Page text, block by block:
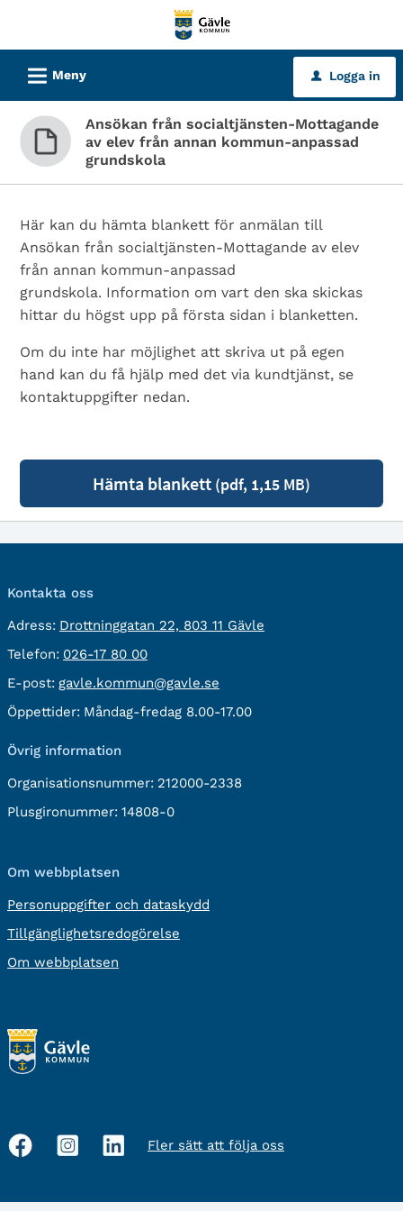
tjänster
Gävle
kommun
L Meny u Logga in
Ansökan från socialtjänsten-Mottagande
av elev från annan kommun-anpassad
grundskola
Här kan du hämta blankett för anmälan till
Ansökan från socialtjänsten-Mottagande av elev
från annan kommun-anpassad
grundskola. Information om vart den ska skickas
hittar du högst upp på första sidan i blanketten.
Om du inte har möjlighet att skriva ut på egen
hand kan du få hjälp med det via kundtjänst, se
kontaktuppgifter nedan.
Hämta blankett (pdf, 1,15 MB)
Kontakta oss
Adress: besöksadress:
Drottninggatan 22, 803 11 Gävle
Telefon: Telefon:
026-17 80 00
E-post: E-
post:
gavle.kommun@gavle.se
Öppettider: Måndag-fredag 8.00-17.00
Övrig information
Organisationsnummer: 212000-2338
Plusgironummer: 14808-0
Om webbplatsen
Personuppgifter och dataskydd
Tillgänglighetsredogörelse
Om webbplatsen
Sociala
Fler sätt att följa oss